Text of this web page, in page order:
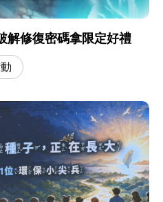
解修復密碼拿限定好禮